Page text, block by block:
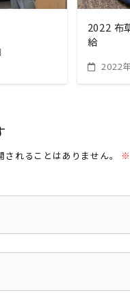
2022 布
給
2022
れることはありません。 ※